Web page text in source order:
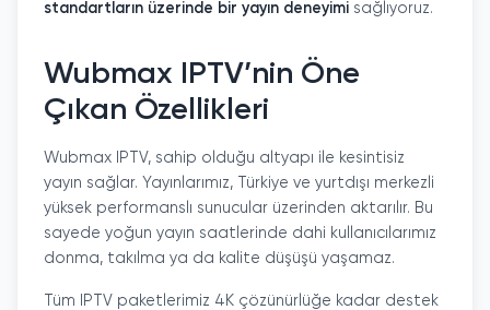
standartların üzerinde bir yayın deneyimi sağlıyoruz.
Wubmax IPTV’nin Öne
Çıkan Özellikleri
Wubmax IPTV, sahip olduğu altyapı ile kesintisiz
yayın sağlar. Yayınlarımız, Türkiye ve yurtdışı merkezli
yüksek performanslı sunucular üzerinden aktarılır. Bu
sayede yoğun yayın saatlerinde dahi kullanıcılarımız
donma, takılma ya da kalite düşüşü yaşamaz.
Tüm IPTV paketlerimiz 4K çözünürlüğe kadar destek